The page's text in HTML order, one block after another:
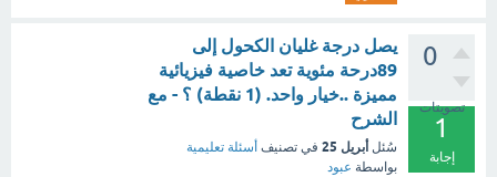
0
تصويتات
1
إجابة
يصل درجة غليان الكحول إلى
89درحة مئوية تعد خاصية فيزيائية
مميزة ..خيار واحد. (1 نقطة) ؟ - مع
الشرح
سُئل أبريل 25 في تصنيف أسئلة تعليمية
بواسطة عبود